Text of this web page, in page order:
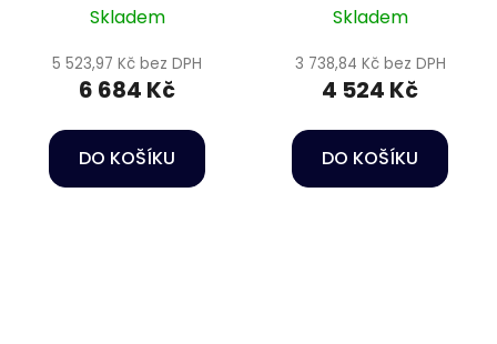
Skladem
5 523,97 Kč bez DPH
6 684 Kč
DO KOŠÍKU
Skladem
3 738,84 Kč bez DPH
4 524 Kč
DO KOŠÍKU